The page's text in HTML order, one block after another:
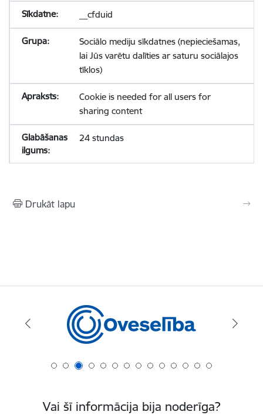
__cfduid
Sociālo mediju sīkdatnes (nepieciešamas,
lai Jūs varētu dalīties ar saturu sociālajos
tīklos)
Cookie is needed for all users for
sharing content
24 stundas
Drukāt lapu
Vai šī informācija bija noderīga?